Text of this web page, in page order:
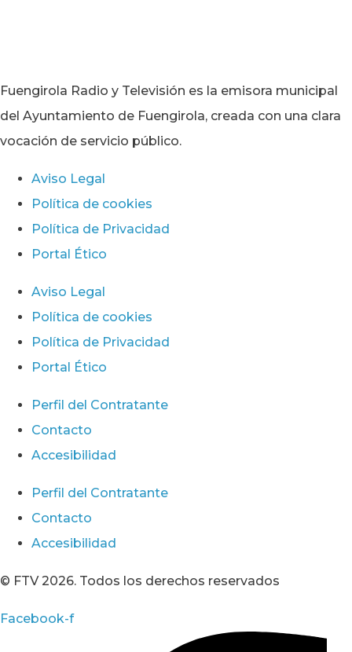
Fuengirola Radio y Televisión es la emisora municipal
del Ayuntamiento de Fuengirola, creada con una clara
vocación de servicio público.
Aviso Legal
Política de cookies
Política de Privacidad
Portal Ético
Aviso Legal
Política de cookies
Política de Privacidad
Portal Ético
Perfil del Contratante
Contacto
Accesibilidad
Perfil del Contratante
Contacto
Accesibilidad
© FTV 2026. Todos los derechos reservados
Facebook-f